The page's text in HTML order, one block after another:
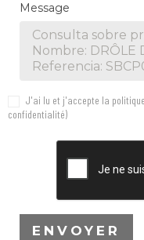
Message
J'ai lu et j'accepte la
confidentialité)